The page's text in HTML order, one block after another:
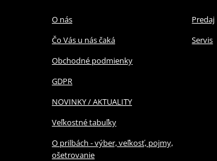
O nás
Čo Vás u nás čaká
Obchodné podmienky
GDPR
NOVINKY / AKTUALITY
Veľkostné tabuľky
O prilbách - výber, veľkosť, pojmy,
ošetrovanie
Predaj
Servis